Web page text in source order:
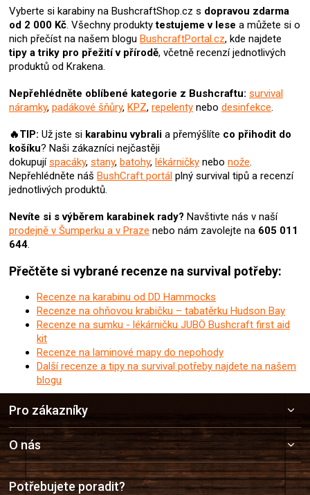
p
r
v
k
y
p
i
s
u
Vyberte si karabiny na BushcraftShop.cz s dopravou zdarma
od 2 000 Kč. Všechny produktytestujeme v lese a můžete si o
nich přečíst na našem blogu BushcraftPortal.cz, kde najdete
tipy a triky pro přežití v přírodě, včetně recenzí jednotlivých
produktů od Krakena.
Nepřehlédněte oblíbené kategorie z Bushcraftu: survival
náramky, padákové šňůry, KPZ, repelenty nebo desinfekce.
🔥TIP: Už jste si karabinu vybrali a přemýšlíte co přihodit do
košíku? Naši zákazníci nejčastěji
dokupujíspacáky, stany, batohy, lékárničky nebo nože.
Nepřehlédněte náš BushCraft portál plný survival tipů a recenzí
jednotlivých produktů.
Nevíte si s výběrem karabinek rady? Navštivte nás v naší
prodejně v Šumperku a v Praze nebo nám zavolejte na 605 011
644.
Přečtěte si vybrané recenze na survival potřeby:
Recenze na karabinu od DD Hammocks
Recenze na ohňovou krabičku – tabatěrku Hudson Bay
Recenze na sumku - lékárničku JUBÖ Bushcraft first aid
kit
Recenze na laminové mapy do nepohody
Další recenze a tipy na survival potřeby najdete na našem
blogu
a
t
í
Pro zákazníky
O nás
Potřebujete poradit?